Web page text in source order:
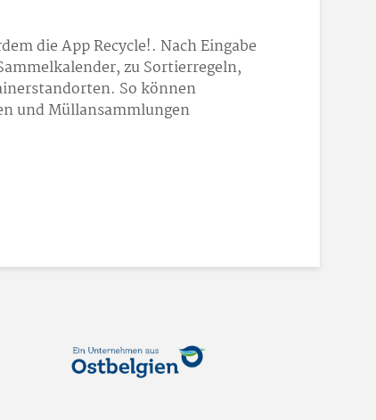
die App Recycle!. Nach Eingabe
zu Sortierregeln,
So können
und Müllansammlungen